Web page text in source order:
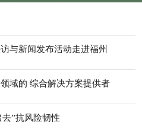
与新闻发布活动走进福州
域的 综合解决方案提供者
”抗风险韧性